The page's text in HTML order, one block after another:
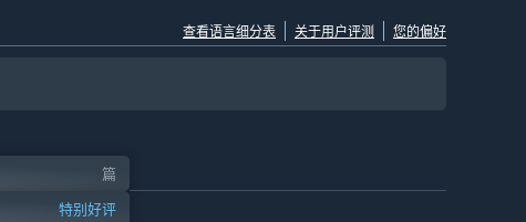
查看语言细分表 关于用户评测 您的偏好
篇
特别好评